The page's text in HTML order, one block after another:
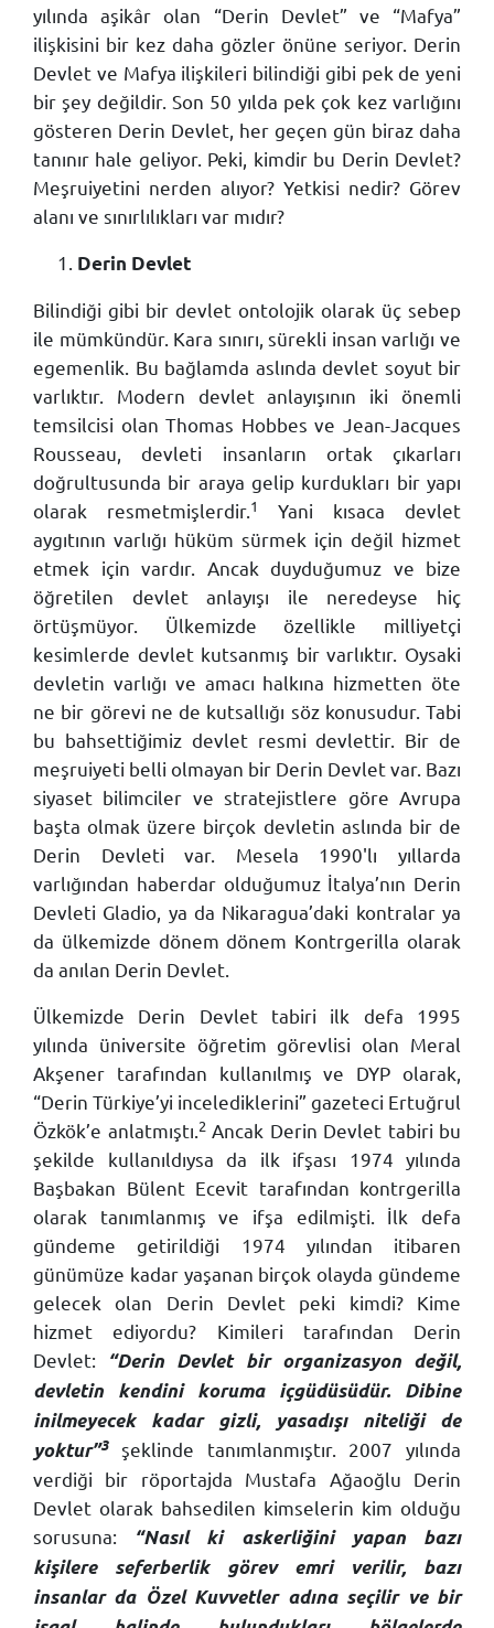
yılında aşikâr olan “Derin Devlet” ve “Mafya”
ilişkisini bir kez daha gözler önüne seriyor. Derin
Devlet ve Mafya ilişkileri bilindiği gibi pek de yeni
bir şey değildir. Son 50 yılda pek çok kez varlığını
gösteren Derin Devlet, her geçen gün biraz daha
tanınır hale geliyor. Peki, kimdir bu Derin Devlet?
Meşruiyetini nerden alıyor? Yetkisi nedir? Görev
alanı ve sınırlılıkları var mıdır?
Derin Devlet
Bilindiği gibi bir devlet ontolojik olarak üç sebep
ile mümkündür. Kara sınırı, sürekli insan varlığı ve
egemenlik. Bu bağlamda aslında devlet soyut bir
varlıktır. Modern devlet anlayışının iki önemli
temsilcisi olan Thomas Hobbes ve Jean-Jacques
Rousseau, devleti insanların ortak çıkarları
doğrultusunda bir araya gelip kurdukları bir yapı
olarak resmetmişlerdir. 1
Yani kısaca devlet
aygıtının varlığı hüküm sürmek için değil hizmet
etmek için vardır. Ancak duyduğumuz ve bize
öğretilen devlet anlayışı ile neredeyse hiç
örtüşmüyor. Ülkemizde özellikle milliyetçi
kesimlerde devlet kutsanmış bir varlıktır. Oysaki
devletin varlığı ve amacı halkına hizmetten öte
ne bir görevi ne de kutsallığı söz konusudur. Tabi
bu bahsettiğimiz devlet resmi devlettir. Bir de
meşruiyeti belli olmayan bir Derin Devlet var. Bazı
siyaset bilimciler ve stratejistlere göre Avrupa
başta olmak üzere birçok devletin aslında bir de
Derin Devleti var. Mesela 1990'lı yıllarda
varlığından haberdar olduğumuz İtalya’nın Derin
Devleti Gladio, ya da Nikaragua’daki kontralar ya
da ülkemizde dönem dönem Kontrgerilla olarak
da anılan Derin Devlet.
Ülkemizde Derin Devlet tabiri ilk defa 1995
yılında üniversite öğretim görevlisi olan Meral
Akşener tarafından kullanılmış ve DYP olarak,
“Derin Türkiye’yi incelediklerini” gazeteci Ertuğrul
Özkök’e anlatmıştı. 2Ancak Derin Devlet tabiri bu
şekilde kullanıldıysa da ilk ifşası 1974 yılında
Başbakan Bülent Ecevit tarafından kontrgerilla
olarak tanımlanmış ve ifşa edilmişti. İlk defa
gündeme getirildiği 1974 yılından itibaren
günümüze kadar yaşanan birçok olayda gündeme
gelecek olan Derin Devlet peki kimdi? Kime
hizmet ediyordu? Kimileri tarafından Derin
Devlet: “Derin Devlet bir organizasyon değil,
devletin kendini koruma içgüdüsüdür. Dibine
inilmeyecek kadar gizli, yasadışı niteliği de
yoktur”3şeklinde tanımlanmıştır. 2007 yılında
verdiği bir röportajda Mustafa Ağaoğlu Derin
Devlet olarak bahsedilen kimselerin kim olduğu
sorusuna: “Nasıl ki askerliğini yapan bazı
kişilere seferberlik görev emri verilir, bazı
insanlar da Özel Kuvvetler adına seçilir ve bir